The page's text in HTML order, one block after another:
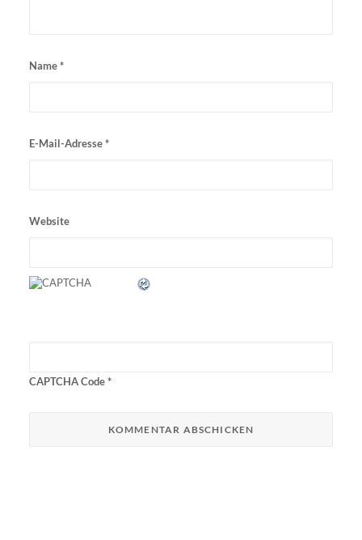
Name*
E-Mail-Adresse*
Website
CAPTCHA Code*